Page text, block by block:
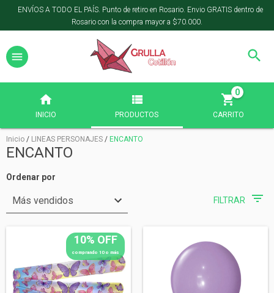
ENVÍOS A TODO EL PAÍS. Punto de retiro en Rosario. Envio GRATIS dentro de
Rosario con la compra mayor a $70.000.
INICIO PRODUCTOS CARRITO
0
Inicio / LINEAS PERSONAJES / ENCANTO
ENCANTO
Ordenar por
FILTRAR
10% OFF
comprando 10 o más